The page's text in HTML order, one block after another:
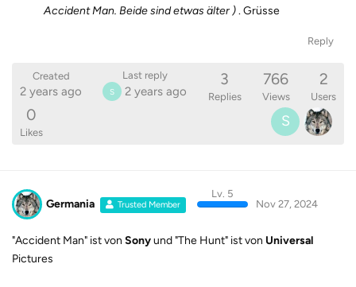
Accident Man. Beide sind etwas älter ). Grüsse
Reply
Created
2 years ago
Last reply
S 2 years ago
3
Replies
766
Views
2
Users
0
Likes
S
Germania Trusted Member
Lv. 5
Nov 27, 2024
"Accident Man" ist von Sonyund "The Hunt" ist von Universal
Pictures